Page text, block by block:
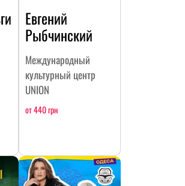
Евгений
Рыбчинский
Международный
культурный центр
UNION
от 440 грн